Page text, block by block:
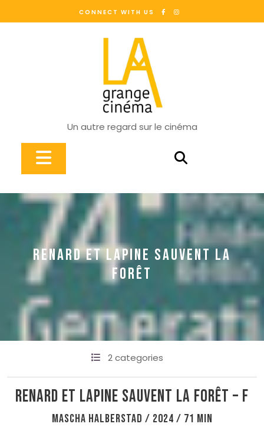
CONNECT WITH US
Un autre regard sur le cinéma
Open
RENARD ET LAPINE SAUVENT LA
FORÊT
2 categories
Renard et lapine sauvent la forêt – F
Mascha Halberstad / 2024 / 71 min